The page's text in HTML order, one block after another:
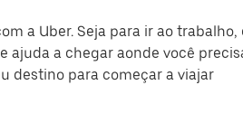
a Uber. Seja para ir ao
ajuda a chegar aonde você
destino para começar a viajar